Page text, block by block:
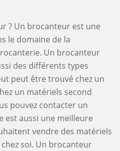
? Un brocanteur est une
le domaine de la
Un brocanteur
des différents types
peut être trouvé chez un
un matériels second
pouvez contacter un
est aussi une meilleure
vendre des matériels
soi. Un brocanteur